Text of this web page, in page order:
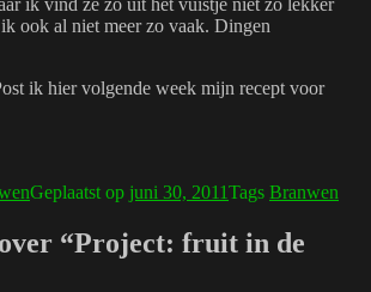
ook al niet meer zo vaak. Dingen
ik hier volgende week mijn recept voor
Geplaatst op juni 30, 2011Tags Branwen
“Project: fruit in de